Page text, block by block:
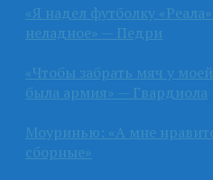
«Я надел футболку
неладное» — Педри
«Чтобы забрать мяч у
была армия» — Гвардиола
Моуринью: «А мне
сборные»